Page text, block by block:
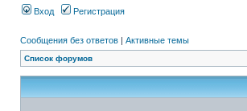
Вход Регистрация
Сообщения без ответов | Активные темы
Список форумов